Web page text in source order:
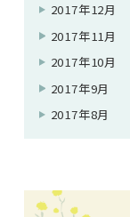
2017年12月
2017年11月
2017年10月
2017年9月
2017年8月